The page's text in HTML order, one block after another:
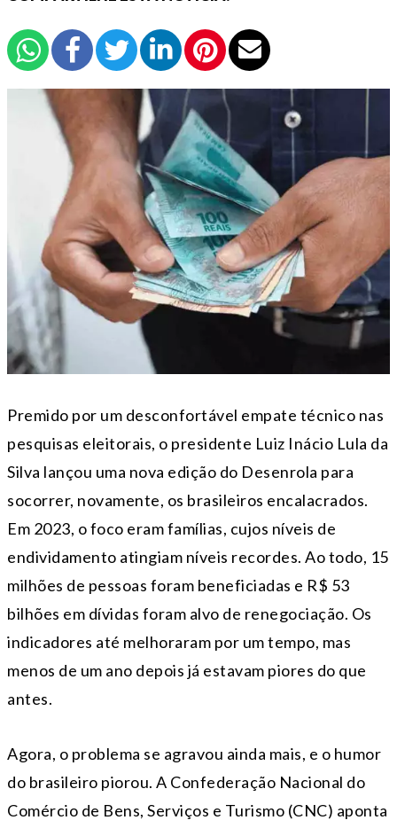
Premido por um desconfortável empate técnico nas
pesquisas eleitorais, o presidente Luiz Inácio Lula da
Silva lançou uma nova edição do Desenrola para
socorrer, novamente, os brasileiros encalacrados.
Em 2023, o foco eram famílias, cujos níveis de
endividamento atingiam níveis recordes. Ao todo, 15
milhões de pessoas foram beneficiadas e R$ 53
bilhões em dívidas foram alvo de renegociação. Os
indicadores até melhoraram por um tempo, mas
menos de um ano depois já estavam piores do que
antes.
Agora, o problema se agravou ainda mais, e o humor
do brasileiro piorou. A Confederação Nacional do
Comércio de Bens, Serviços e Turismo (CNC) aponta